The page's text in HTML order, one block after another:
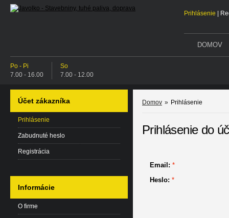
Prihlásenie
DOMOV
Po - Pi
7.00 - 16.00
So
7.00 - 12.00
Domov » Prihlásenie
Prihlásenie do
Email: *
Heslo: *
Účet zákazníka
Prihlásenie
Zabudnuté heslo
Registrácia
Informácie
O firme